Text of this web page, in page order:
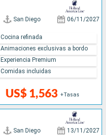
San Diego 06/11/2027
US$ 1,563 +Tasas
Cocina refinada
Animaciones exclusivas a bordo
Experiencia Premium
Comidas incluidas
San Diego 13/11/2027